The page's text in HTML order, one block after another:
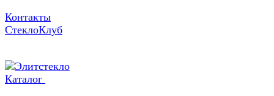
Контакты
СтеклоКлуб
Каталог